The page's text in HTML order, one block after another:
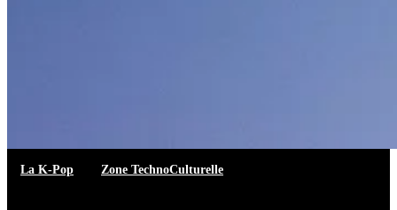
La K-Pop Zone TechnoCulturelle